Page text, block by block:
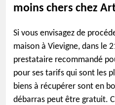
moins chers chez
Si vous envisagez de
maison à Vievigne, dans le
prestataire recommandé
pour ses tarifs qui sont les
biens à récupérer sont en
débarras peut être gratuit.